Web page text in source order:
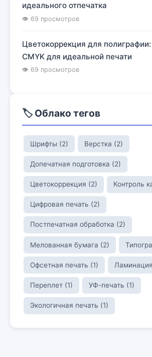
идеального отпечатка
👁 69 просмотров
Цветокоррекция для полиграфии:
CMYK для идеальной печати
👁 69 просмотров
🏷️ Облако тегов
Шрифты (2) Верстка (2)
Допечатная подготовка (2)
Цветокоррекция (2) Контроль
Цифровая печать (2)
Постпечатная обработка (2)
Мелованная бумага (2)
Офсетная печать (1)
Переплет (1) УФ-печать (1)
Экологичная печать (1)